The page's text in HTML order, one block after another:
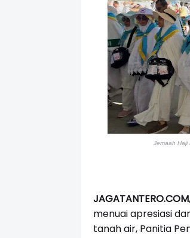
Jemaah Haji
JAGATANTERO.COM
menuai apresiasi
tanah air, Panitia